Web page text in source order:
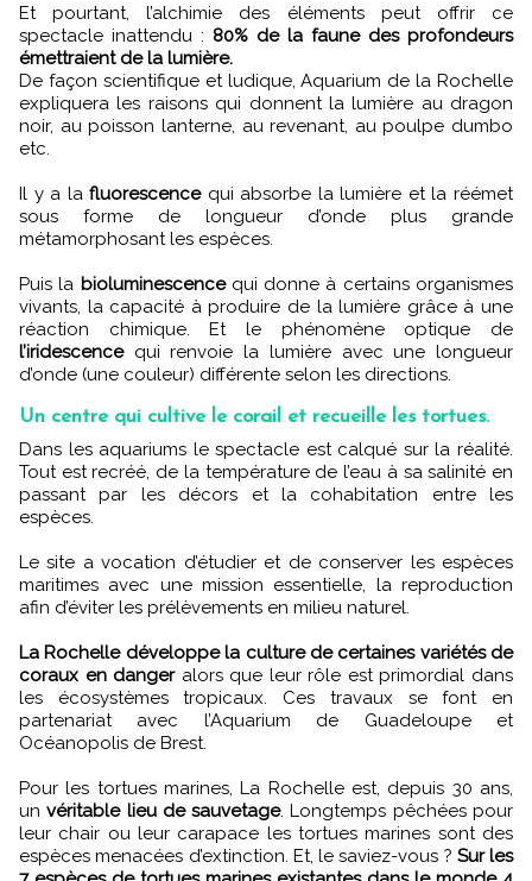
Et pourtant, l’alchimie des éléments peut offrir ce
spectacle inattendu : 80% de la faune des profondeurs
émettraient de la lumière.
De façon scientifique et ludique, Aquarium de la Rochelle
expliquera les raisons qui donnent la lumière au dragon
noir, au poisson lanterne, au revenant, au poulpe dumbo
etc.
Il y a lafluorescencequi absorbe la lumière et la réémet
sous forme de longueur d’onde plus grande
métamorphosant les espèces.
Puis la bioluminescencequi donne à certains organismes
vivants, la capacité à produire de la lumière grâce à une
réaction chimique. Et le phénomène optique de
l’iridescencequi renvoie la lumière avec une longueur
d’onde (une couleur) différente selon les directions.
Un centre qui cultive le corail et recueille les tortues.
Dans les aquariums le spectacle est calqué sur la réalité.
Tout est recréé, de la température de l’eau à sa salinité en
passant par les décors et la cohabitation entre les
espèces.
Le site a vocation d’étudier et de conserver les espèces
maritimes avec une mission essentielle, la reproduction
afin d’éviter les prélèvements en milieu naturel.
La Rochelle développe la culture de certaines variétés de
coraux en dangeralors que leur rôle est primordial dans
les écosystèmes tropicaux. Ces travaux se font en
partenariat avec l’Aquarium de Guadeloupe et
Océanopolis de Brest.
Pour les tortues marines, La Rochelle est, depuis 30 ans,
unvéritable lieu de sauvetage. Longtemps pêchées pour
leur chair ou leur carapace les tortues marines sont des
espèces menacées d’extinction. Et, le saviez-vous ? Sur les